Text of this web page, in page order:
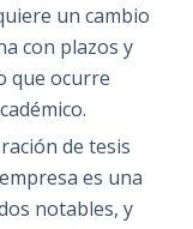
un cambio
con plazos y
que ocurre
de tesis
es una
notables, y